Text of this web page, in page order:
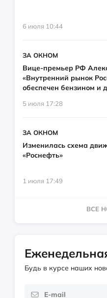
6 июля 10:44
ЗА ОКНОМ
Вице-премьер РФ
«Внутренний рынок
обеспечен бензином и
5 июля 17:28
ЗА ОКНОМ
Изменилась схема
«Роснефть»
1 июля 17:49
ВСЕ
Будь в курсе наших